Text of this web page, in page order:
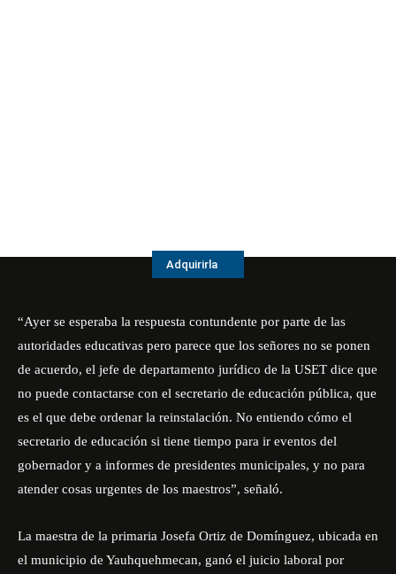
Adquirirla
“Ayer se esperaba la respuesta contundente por parte de las
autoridades educativas pero parece que los señores no se ponen
de acuerdo, el jefe de departamento jurídico de la USET dice que
no puede contactarse con el secretario de educación pública, que
es el que debe ordenar la reinstalación. No entiendo cómo el
secretario de educación si tiene tiempo para ir eventos del
gobernador y a informes de presidentes municipales, y no para
atender cosas urgentes de los maestros”, señaló.
La maestra de la primaria Josefa Ortiz de Domínguez, ubicada en
el municipio de Yauhquehmecan, ganó el juicio laboral por